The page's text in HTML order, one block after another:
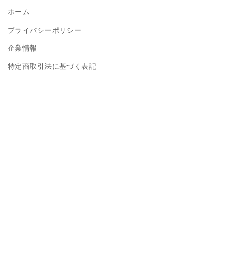
ホーム
プライバシーポリシー
企業情報
特定商取引法に基づく表記